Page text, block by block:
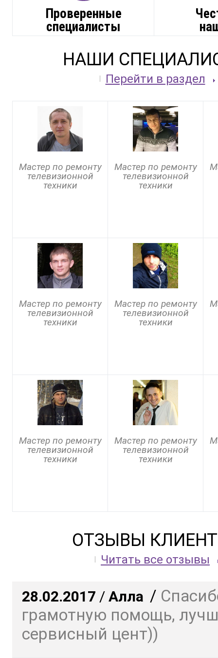
Проверенные
специалисты
НАШИ
Перейти в раздел
Мастер по ремонту
телевизионной
техники
Мастер по ремонту
телевизионной
техники
Мастер по ремонту
телевизионной
техники
Мастер по ремонту
телевизионной
техники
Мастер по ремонту
телевизионной
техники
Мастер по ремонту
телевизионной
техники
ОТЗЫВЫ
Читать все отзывы
28.02.2017 / Алла /
грамотную помощь,
сервисный цент))